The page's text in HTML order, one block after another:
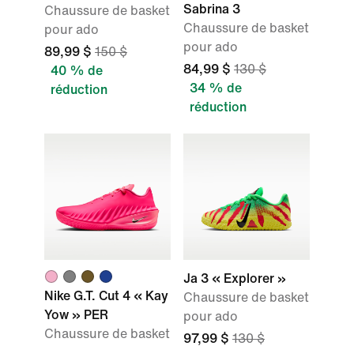
Chaussure de basket
pour ado
89,99 $ 150 $
40 % de
réduction
Sabrina 3
Chaussure de basket
pour ado
84,99 $ 130 $
34 % de
réduction
Nike G.T. Cut 4 « Kay
Yow » PER
Chaussure de basket
Ja 3 « Explorer »
Chaussure de basket
pour ado
97,99 $ 130 $